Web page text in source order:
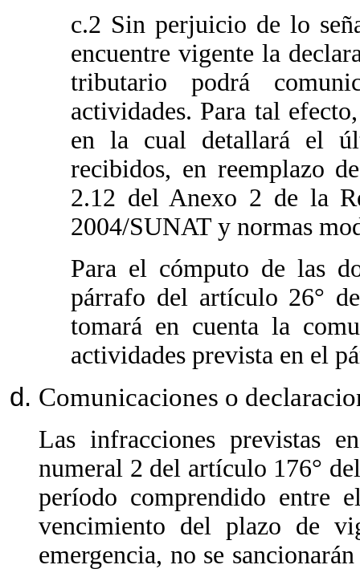
c.2 Sin perjuicio de lo
encuentre vigente la
tributario podrá
actividades. Para tal
en la cual detallará el
recibidos, en reemplazo
2.12 del Anexo 2 de la
2004/SUNAT y normas
Para el cómputo de las
párrafo del artículo 26°
tomará en cuenta la
actividades prevista en el
Comunicaciones o
Las infracciones previstas
numeral 2 del artículo 176°
período comprendido entre
vencimiento del plazo de
emergencia, no se